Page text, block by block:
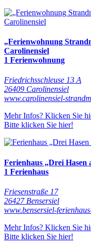
„Ferienwohnung
Carolinensiel
1 Ferienwohnung
Friedrichsschleuse 13 A
26409 Carolinensiel
www.carolinensiel-
Mehr Infos? Klicken Sie
Bitte klicken Sie hier!
Ferienhaus „Drei Hasen
1 Ferienhaus
Friesenstraße 17
26427 Bensersiel
www.bensersiel-
Mehr Infos? Klicken Sie
Bitte klicken Sie hier!